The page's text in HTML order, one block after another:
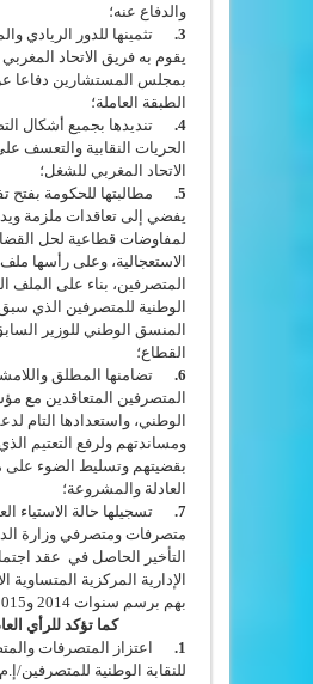
والدفاع عنه؛
3.
تثمينها للدور الريادي
يقوم به فريق الاتحاد
بمجلس المستشارين دفاعا
الطبقة العاملة؛
4.
تنديدها بجميع أشكال
الحريات النقابية والتعسف
الاتحاد المغربي للشغل؛
5.
مطالبتها للحكومة
يفضي إلى تعاقدات ملزمة
لمفاوضات قطاعية لحل
الاستعجالية، وعلى رأسها
المتصرفين، بناء على الملف
الوطنية للمتصرفين الذي
المنسق الوطني للوزير
القطاع؛
6.
تضامنها المطلق
المتصرفين المتعاقدين مع
الوطني، واستعدادها التام
ومساندتهم ولرفع التعتيم
بقضيتهم وتسليط الضوء على
العادلة والمشروعة؛
7.
تسجيلها حالة الاستياء
متصرفات ومتصرفي وزارة
التأخير الحاصل في عقد
الإدارية المركزية المتساوية
بهم برسم سنوات 2014 و2015 و 2016 .
كما تؤكد للرأي
1.
اعتزاز المتصرفات
للنقابة الوطنية للمتصرفين/